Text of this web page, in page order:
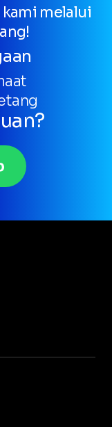
melalui